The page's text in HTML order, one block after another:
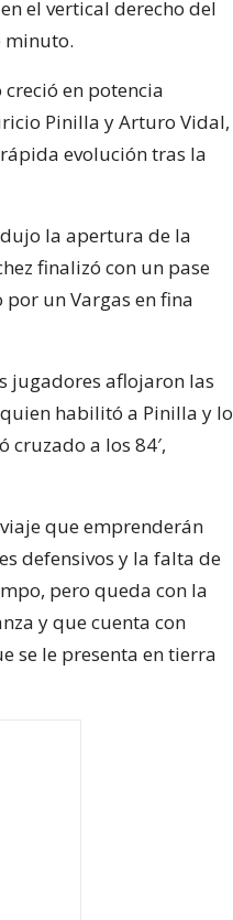
el vertical derecho del
minuto.
en potencia
Pinilla y Arturo Vidal,
evolución tras la
la apertura de la
finalizó con un pase
un Vargas en fina
jugadores aflojaron las
habilitó a Pinilla y lo
cruzado a los 84′,
que emprenderán
defensivos y la falta de
pero queda con la
y que cuenta con
se le presenta en tierra